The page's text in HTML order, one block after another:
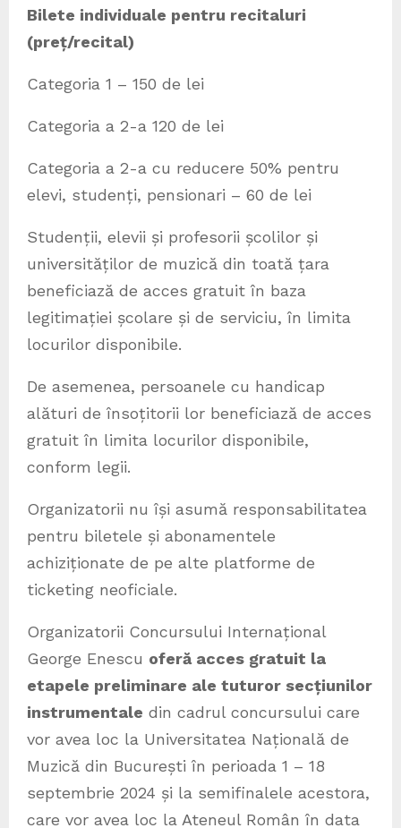
Bilete individuale pentru recitaluri
(preț/recital)
Categoria 1 – 150 de lei
Categoria a 2-a 120 de lei
Categoria a 2-a cu reducere 50% pentru
elevi, studenți, pensionari – 60 de lei
Studenții, elevii și profesorii școlilor și
universităților de muzică din toată țara
beneficiază de acces gratuit în baza
legitimației școlare și de serviciu, în limita
locurilor disponibile.
De asemenea, persoanele cu handicap
alături de însoțitorii lor beneficiază de acces
gratuit în limita locurilor disponibile,
conform legii.
Organizatorii nu își asumă responsabilitatea
pentru biletele și abonamentele
achiziționate de pe alte platforme de
ticketing neoficiale.
Organizatorii Concursului Internațional
George Enescu oferă acces gratuit la
etapele preliminare ale tuturor secțiunilor
instrumentale din cadrul concursului care
vor avea loc la Universitatea Națională de
Muzică din București în perioada 1 – 18
septembrie 2024 și la semifinalele acestora,
care vor avea loc la Ateneul Român în data